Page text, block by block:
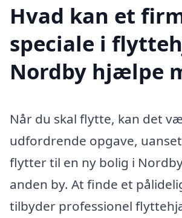
Hvad kan et
speciale i
Nordby hjælpe
Når du skal flytte, kan det
udfordrende opgave,
flytter til en ny bolig i
anden by. At finde et
tilbyder professionel